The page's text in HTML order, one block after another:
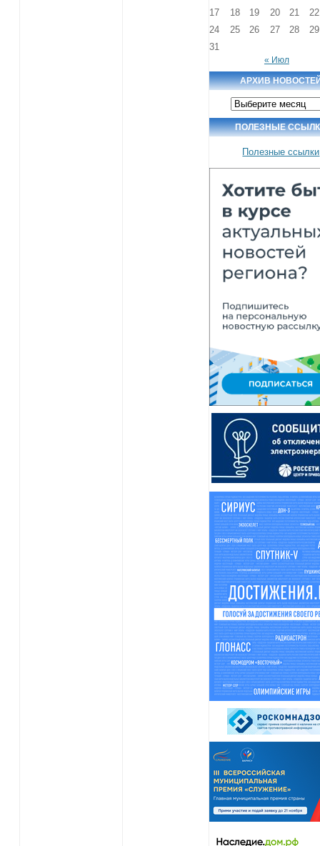
17
18 19 20 21
22
24
25 26 27 28
29
31
« Июл
АРХИВ
Архив
новостей
ПОЛЕЗНЫЕ
Полезные ссылки